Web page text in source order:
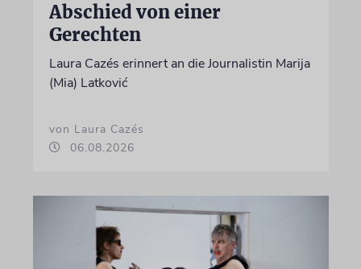
Abschied von einer
Gerechten
Laura Cazés erinnert an die Journalistin Marija
(Mia) Latković
von Laura Cazés
06.08.2026